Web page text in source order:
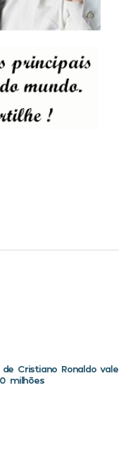
Cristiano Ronaldo vale
milhões